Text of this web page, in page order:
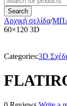
Αρχική σελίδα/
60×120 3D
Categories:3D